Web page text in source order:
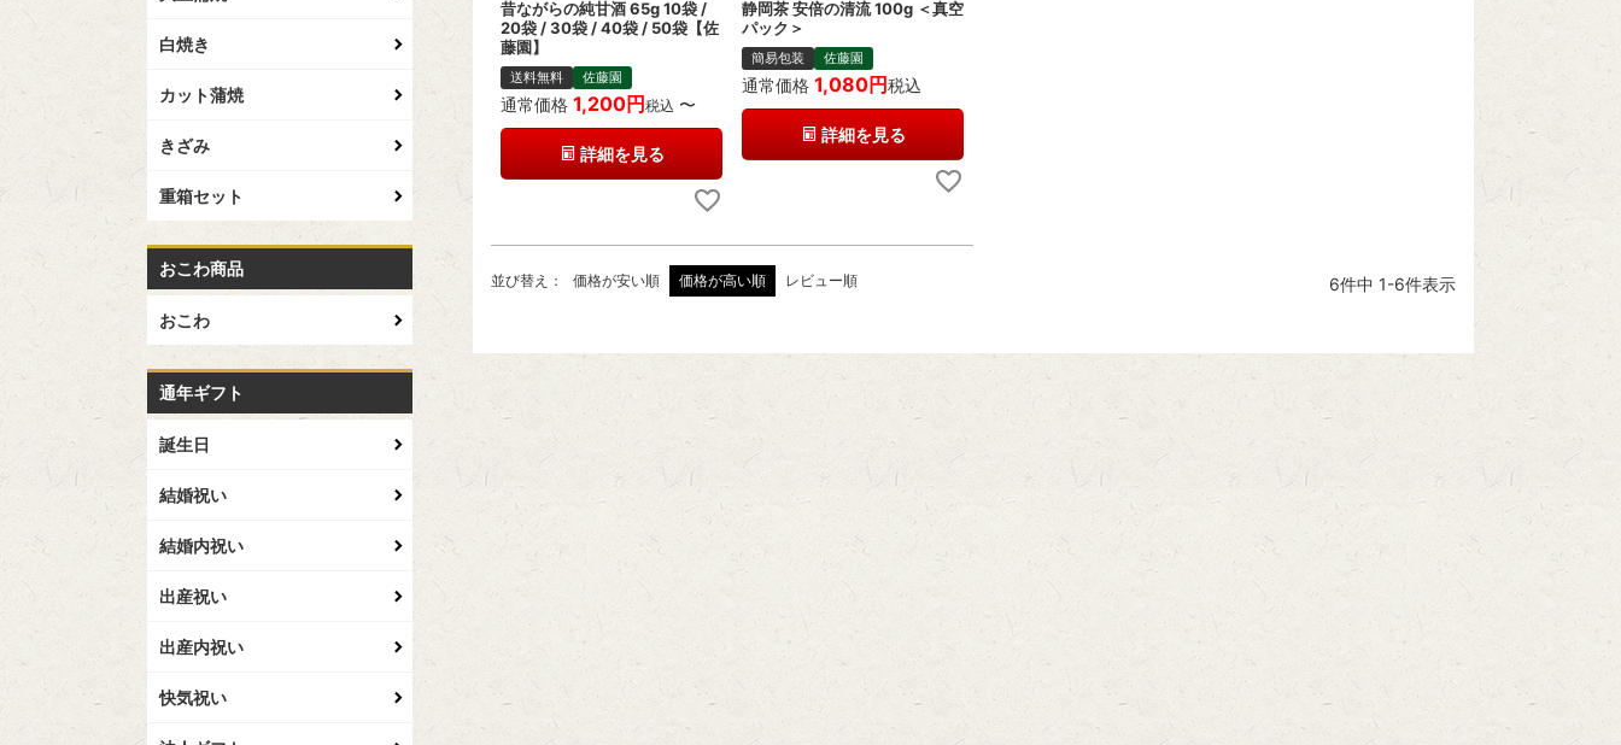
白焼き
カット蒲焼
きざみ
重箱セット
おこわ商品
おこわ
通年ギフト
誕生日
結婚祝い
結婚内祝い
出産祝い
出産内祝い
快気祝い
昔ながらの純甘酒 65g 10袋 /
20袋 / 30袋 / 40袋 / 50袋【佐
藤園】
送料無料 佐藤園
通常価格 1,200 税込 〜
詳細を見る
静岡茶 安倍の清流 100g ＜真空
パック＞
簡易包装 佐藤園
通常価格 1,080 税込
詳細を見る
並び替え 価格が安い順 価格が高い順 レビュー順 6件中 1-6件表示